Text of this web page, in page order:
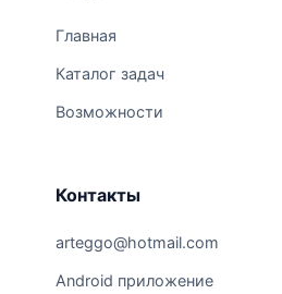
Главная
Каталог задач
Возможности
Контакты
arteggo@hotmail.com
Android приложение